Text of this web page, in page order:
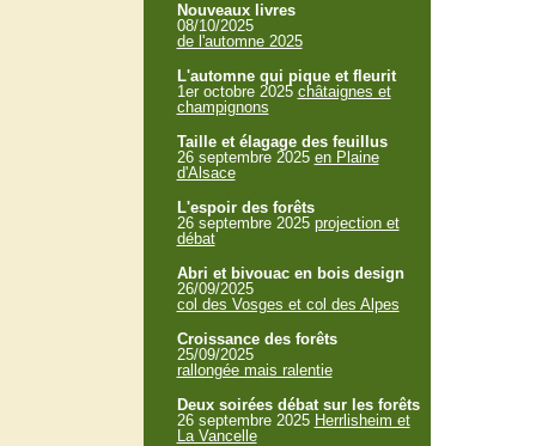
Nouveaux livres
08/10/2025
de l'automne 2025
L'automne qui pique et fleurit
1er octobre 2025 châtaignes et
champignons
Taille et élagage des feuillus
26 septembre 2025 en Plaine
d'Alsace
L'espoir des forêts
26 septembre 2025 projection et
débat
Abri et bivouac en bois design
26/09/2025
col des Vosges et col des Alpes
Croissance des forêts
25/09/2025
rallongée mais ralentie
Deux soirées débat sur les forêts
26 septembre 2025 Herrlisheim et
La Vancelle